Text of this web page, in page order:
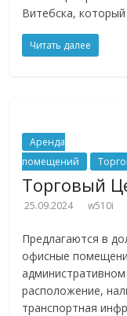
Витебска,
Читать далее
Аренда
помещений
Торговый
25.09.2024 w510i
Предлагаются в
офисные
расположение,
транспортная